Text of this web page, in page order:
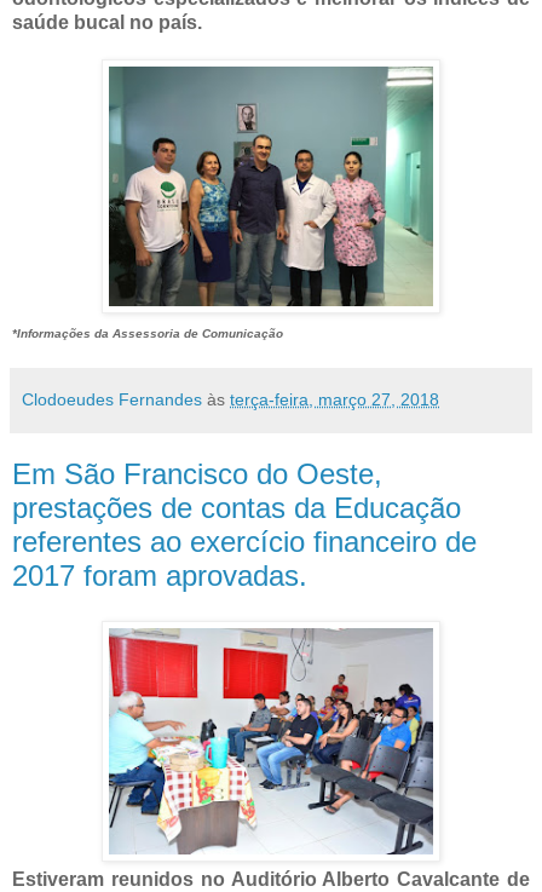
saúde bucal no país.
*Informações da Assessoria de Comunicação
Clodoeudes Fernandes às terça-feira, março 27, 2018
Em São Francisco do Oeste,
prestações de contas da Educação
referentes ao exercício financeiro de
2017 foram aprovadas.
Estiveram reunidos no Auditório Alberto Cavalcante de